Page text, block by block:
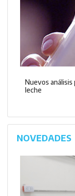
Nuevos análisis
leche
NOVEDADES